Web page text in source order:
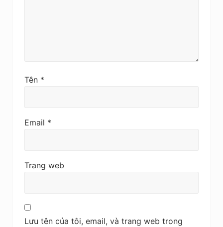
Tên *
Email *
Trang web
Lưu tên của tôi, email, và trang web trong